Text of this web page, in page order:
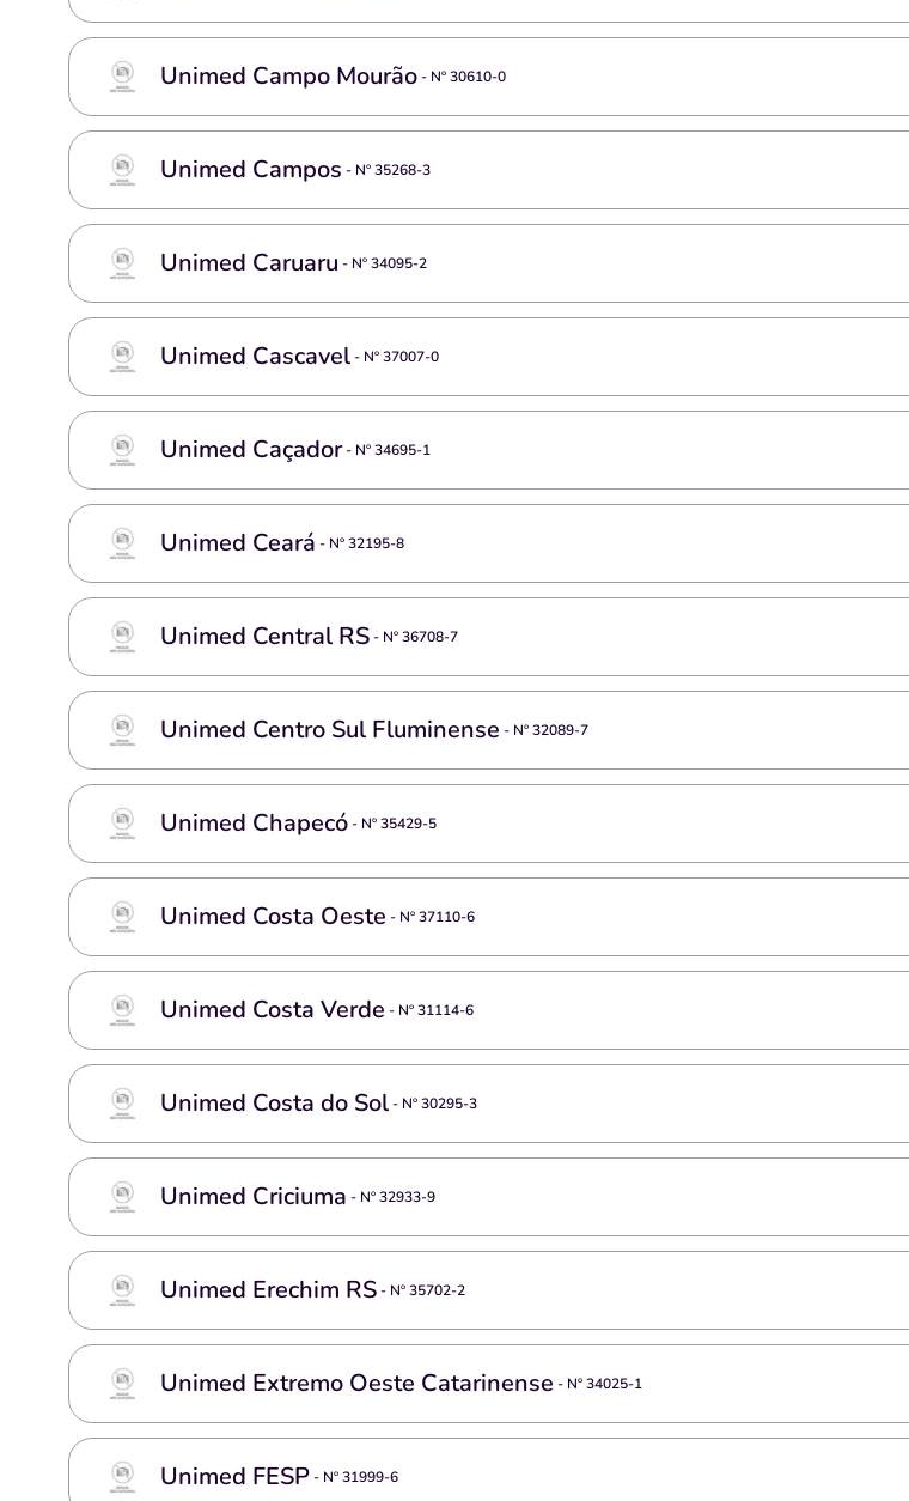
Unimed Campo Mourão- Nº30610-0
Unimed Campos - Nº35268-3
Unimed Caruaru - Nº34095-2
Unimed Cascavel- Nº37007-0
Unimed Caçador- Nº34695-1
Unimed Ceará - Nº32195-8
Unimed Central RS- Nº36708-7
Unimed Centro Sul Fluminense - Nº32089-7
Unimed Chapecó- Nº35429-5
Unimed Costa Oeste - Nº37110-6
Unimed Costa Verde - Nº31114-6
Unimed Costa do Sol- Nº30295-3
Unimed Criciuma - Nº32933-9
Unimed Erechim RS- Nº35702-2
Unimed Extremo Oeste Catarinense - Nº34025-1
Unimed FESP- Nº31999-6